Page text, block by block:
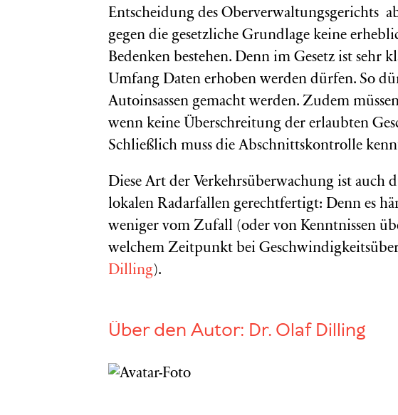
Entscheidung des Oberverwaltungsgerichts
gegen die gesetzliche Grundlage keine
Bedenken bestehen. Denn im Gesetz ist sehr
Umfang Daten erhoben werden dürfen. So
Autoinsassen gemacht werden. Zudem
wenn keine Überschreitung der erlaubten
Schließlich muss die Abschnittskontrolle
Diese Art der Verkehrsüberwachung ist auch
lokalen Radarfallen gerechtfertigt: Denn es
weniger vom Zufall (oder von Kenntnissen
welchem Zeitpunkt bei
Dilling).
Über den Autor: Dr. Olaf Dilling